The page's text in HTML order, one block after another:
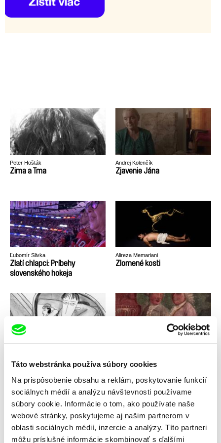
Táto webstránka používa súbory cookies
Na prispôsobenie obsahu a reklám, poskytovanie funkcií
sociálnych médií a analýzu návštevnosti používame
súbory cookie. Informácie o tom, ako používate naše
webové stránky, poskytujeme aj našim partnerom v
oblasti sociálnych médií, inzercie a analýzy. Títo partneri
môžu príslušné informácie skombinovať s ďalšími
Peter Hošták
Zima a Tma
Andrej Kolenčík
Zjavenie Jána
Ľubomír Slivka
Zlatí chlapci: Príbehy
slovenského hokeja
Alireza Memariani
Zlomené kosti
Jana Bučka, Marek Šulík Marek Kuboš